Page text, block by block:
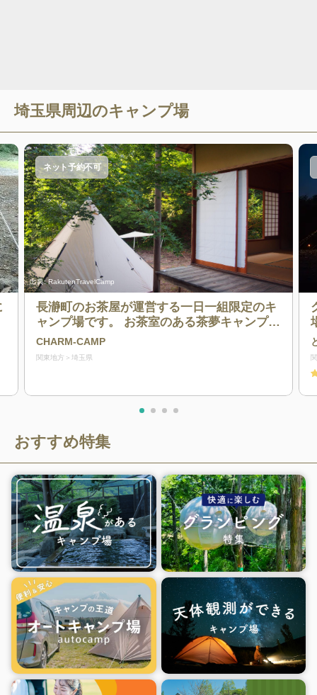
埼玉県周辺のキャンプ場
出典:RakutenTravelCamp
ネット予約不可
長瀞町のお茶屋が運営する一日一組限定のキ
ャンプ場です。 お茶室のある茶夢キャンプ場
は長瀞町の隣皆野町にあります。長瀞の岩畳
までは車で10分と観光地へのアクセスも良
いただけます。
CHARM-CAMP
関東地方 埼玉県
おすすめ特集